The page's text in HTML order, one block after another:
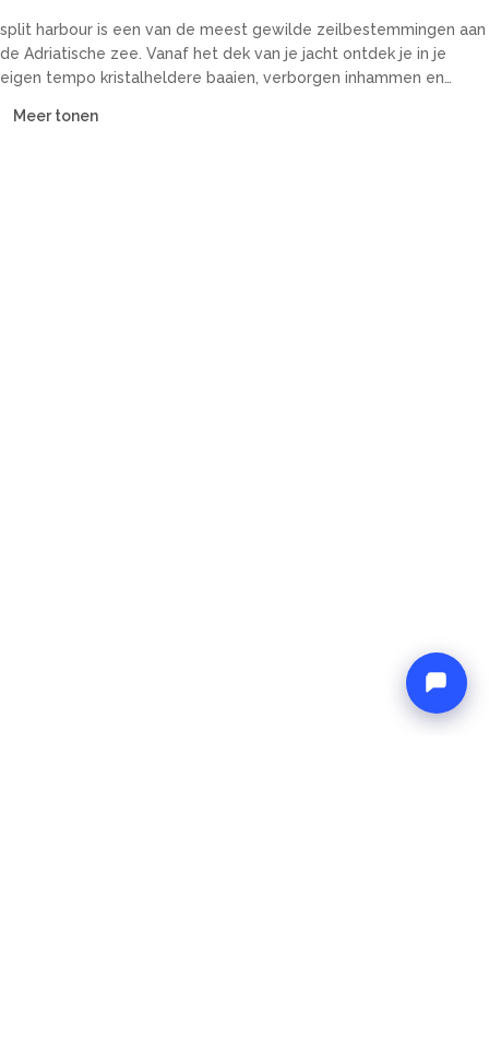
split harbour is een van de meest gewilde zeilbestemmingen aan
de Adriatische zee. Vanaf het dek van je jacht ontdek je in je
eigen tempo kristalheldere baaien, verborgen inhammen en
zeiljachten, motorjachten en guletten — met of zonder
Meer tonen